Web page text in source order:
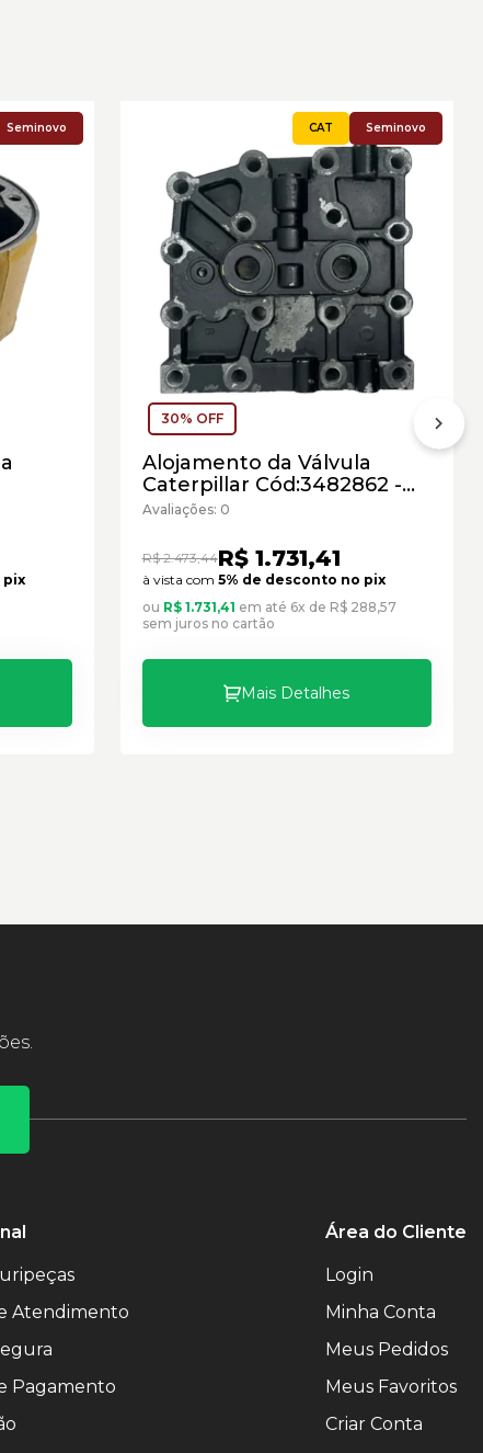
Seminovo
-
pix
Seminovo
30% OFF
Alojamento da Válvula
Caterpillar Cód:3482862 -
Seminovo
Avaliações: 0
R$ 2.473,44R$ 1.731,41
à vista com 5% de desconto no pix
ou R$ 1.731,41 em até 6x de R$ 288,57
sem juros no cartão
Mais Detalhes
Atendimento
Pagamento
Área do Cliente
Login
Minha Conta
Meus Pedidos
Meus Favoritos
Criar Conta